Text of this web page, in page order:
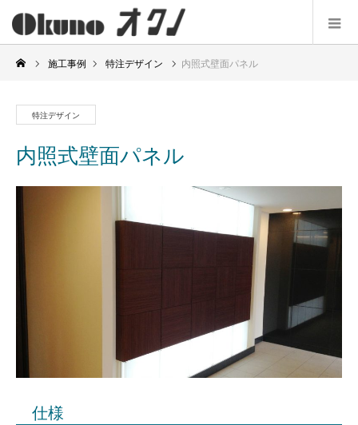
施工事例 特注デザイン 内照式壁面パネル
特注デザイン
内照式壁面パネル
仕様